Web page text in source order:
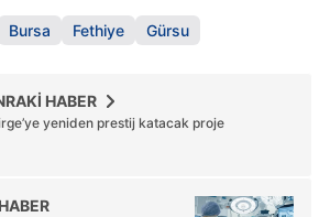
Bursa Fethiye Gürsu
HABER
yeniden prestij katacak proje